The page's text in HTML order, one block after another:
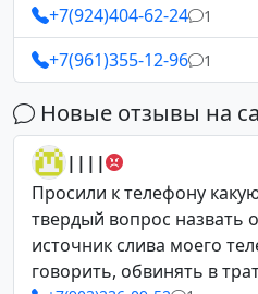
+7(924)404-62-24 1
+7(961)355-12-96 1
Новые отзывы на
||||
Просили к телефону
твердый вопрос назвать
источник слива моего
говорить, обвинять в